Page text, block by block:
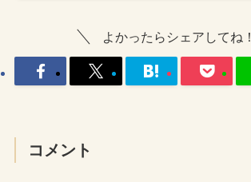
よかったらシェアしてね！
コメント